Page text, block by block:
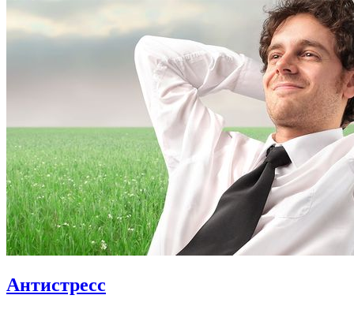
Антистресс